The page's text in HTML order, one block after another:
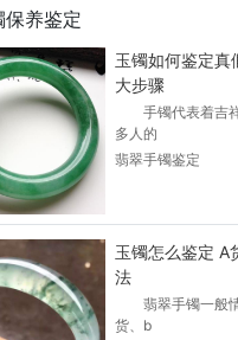
养鉴定
玉镯如何鉴定真
大步骤
手镯代表着吉祥
多人的
翡翠手镯鉴定
玉镯怎么鉴定 A
法
翡翠手镯一般情
货、b